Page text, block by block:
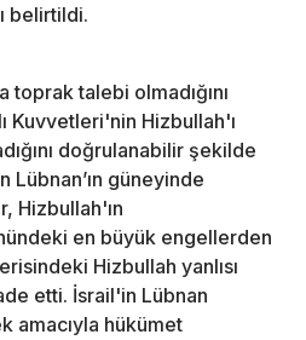
belirtildi.
talebi olmadığını
Kuvvetleri'nin Hizbullah'ı
doğrulanabilir şekilde
Lübnan’ın güneyinde
Hizbullah'ın
en büyük engellerden
Hizbullah yanlısı
etti. İsrail'in Lübnan
amacıyla hükümet